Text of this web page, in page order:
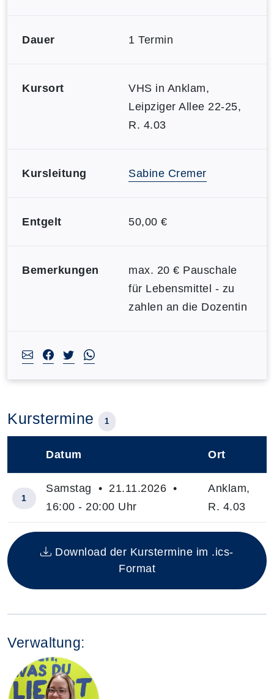
Dauer 1 Termin
Kursort
VHS in Anklam,
Leipziger Allee 22-25,
R. 4.03
Kursleitung Sabine Cremer
Entgelt 50,00 €
Bemerkungen
max. 20 € Pauschale
für Lebensmittel - zu
zahlen an die Dozentin
Kurstermine 1
Insgesamt gibt es 1 Termine zum diesen Kurs
Datum Ort
1
Samstag • 21.11.2026 •
16:00 - 20:00 Uhr
Anklam,
R. 4.03
Download der Kurstermine im .ics-
Format
Verwaltung: